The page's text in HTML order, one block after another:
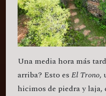
Una media hora más
arriba? Esto es El Trono,
hicimos de piedra y